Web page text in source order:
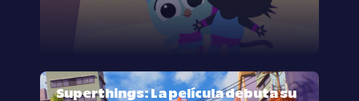
Superthings: La película debuta su